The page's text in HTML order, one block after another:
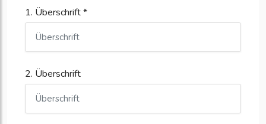
1. Überschrift *
2. Überschrift